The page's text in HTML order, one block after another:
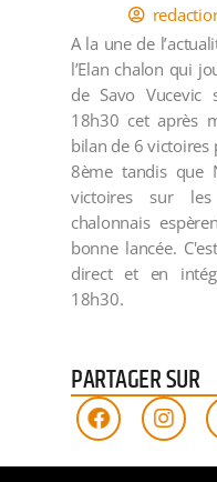
A la une de
l’Elan chalon qui
de Savo Vucevic
18h30 cet après
bilan de 6 victoires
8ème tandis que
victoires sur
chalonnais
bonne lancée.
direct et en
18h30.
PARTAGER SUR